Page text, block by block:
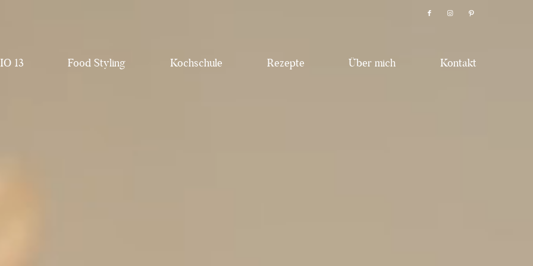
13 Food Styling Kochschule Rezepte Über mich Kontakt